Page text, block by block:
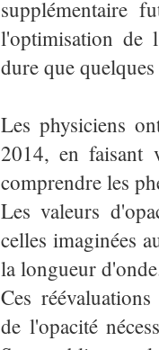
supplémentaire
l'optimisation de
dure que
Les physiciens
2014, en faisant
comprendre les
Les valeurs
celles imaginées
la longueur
Ces
de l'opacité